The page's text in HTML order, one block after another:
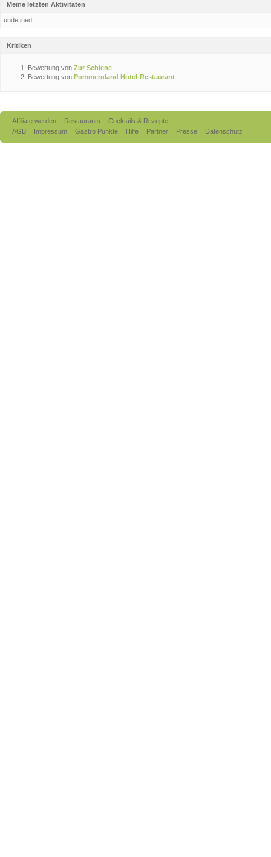
Meine letzten Aktivitäten
undefined
Kritiken
Bewertung von Zur Schiene
Bewertung von Pommernland Hotel-Restaurant
Affiliate werden Restaurants
Cocktails & Rezepte
AGB
Impressum Gastro Punkte Hilfe Partner Presse Datenschutz